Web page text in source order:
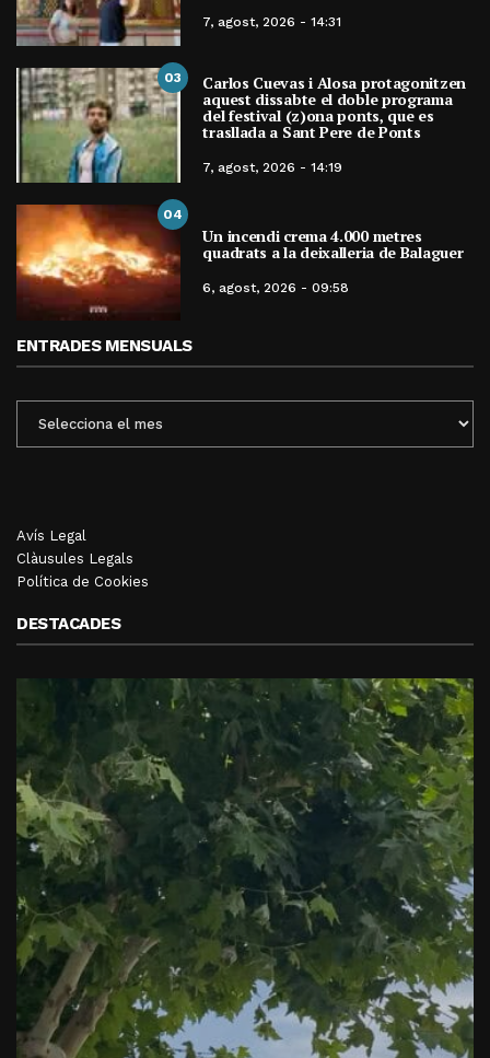
7, agost, 2026 - 14:31
03 Carlos Cuevas i Alosa protagonitzen
aquest dissabte el doble programa
del festival (z)ona ponts, que es
trasllada a Sant Pere de Ponts
7, agost, 2026 - 14:19
04
Un incendi crema 4.000 metres
quadrats a la deixalleria de Balaguer
6, agost, 2026 - 09:58
ENTRADES MENSUALS
MENSUALS
Avís Legal
Clàusules Legals
Política de Cookies
DESTACADES